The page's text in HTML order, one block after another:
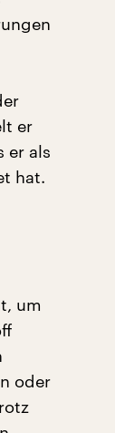
er
er als
hat.
um
oder